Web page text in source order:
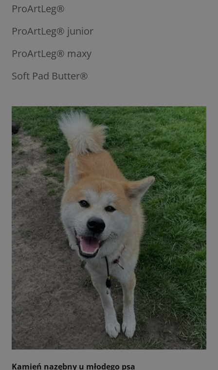
ProArtLeg®
ProArtLeg® junior
ProArtLeg® maxy
Soft Pad Butter®
Kamień nazębny u młodego psa